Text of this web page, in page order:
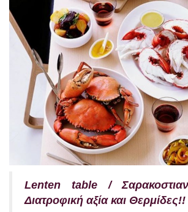
Lenten table /
Διατροφική αξία και Θερμίδες!!